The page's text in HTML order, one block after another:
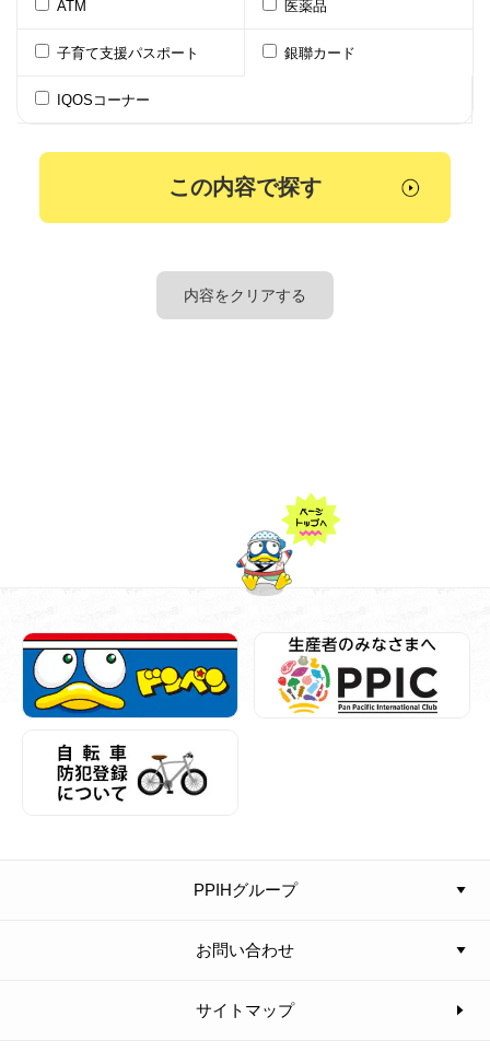
ATM 医薬品
子育て支援パスポート 銀聯カード
IQOSコーナー
PPIHグループ
お問い合わせ
サイトマップ